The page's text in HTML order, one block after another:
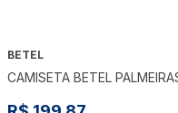
BETEL
CAMISETA BETEL